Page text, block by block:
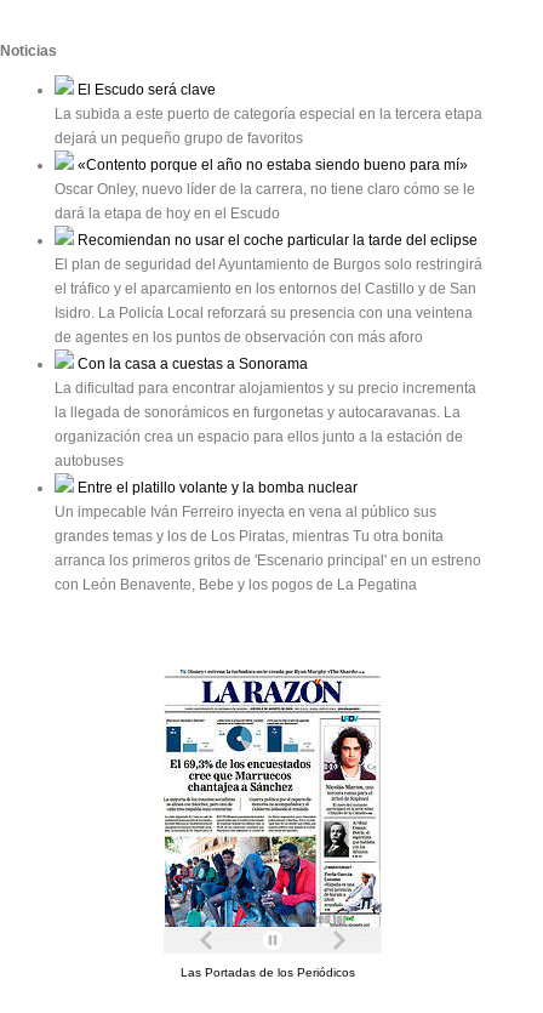
Noticias
El Escudo será clave
La subida a este puerto de categoría especial en la tercera etapa
dejará un pequeño grupo de favoritos
«Contento porque el año no estaba siendo bueno para mí»
Oscar Onley, nuevo líder de la carrera, no tiene claro cómo se le
dará la etapa de hoy en el Escudo
Recomiendan no usar el coche particular la tarde del eclipse
El plan de seguridad del Ayuntamiento de Burgos solo restringirá
el tráfico y el aparcamiento en los entornos del Castillo y de San
Isidro. La Policía Local reforzará su presencia con una veintena
de agentes en los puntos de observación con más aforo
Con la casa a cuestas a Sonorama
La dificultad para encontrar alojamientos y su precio incrementa
la llegada de sonorámicos en furgonetas y autocaravanas. La
organización crea un espacio para ellos junto a la estación de
autobuses
Entre el platillo volante y la bomba nuclear
Un impecable Iván Ferreiro inyecta en vena al público sus
grandes temas y los de Los Piratas, mientras Tu otra bonita
arranca los primeros gritos de 'Escenario principal' en un estreno
con León Benavente, Bebe y los pogos de La Pegatina
Las Portadas de los Periódicos